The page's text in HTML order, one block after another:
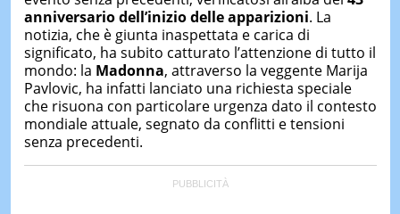
anniversario dell’inizio delleapparizioni. La
notizia, che è giunta inaspettata e carica di
significato, ha subito catturato l’attenzione di tutto il
mondo: la Madonna, attraverso la veggente Marija
Pavlovic, ha infatti lanciato una richiesta speciale
che risuona con particolare urgenza dato il contesto
mondiale attuale, segnato da conflitti e tensioni
senza precedenti.